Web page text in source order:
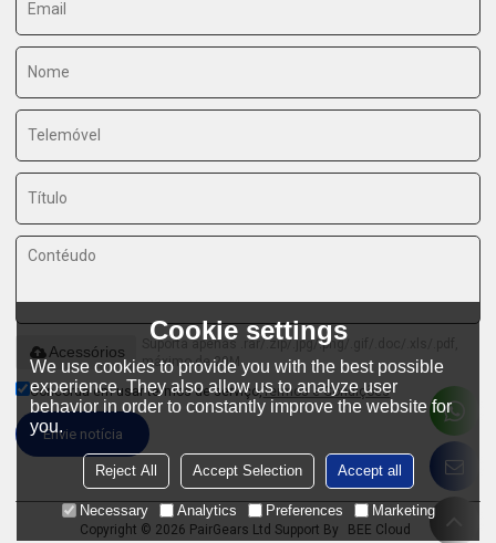
Suporta apenas .rar/.zip/.jpg/.png/.gif/.doc/.xls/.pdf,
máximo de 20M
Acessórios
Concorda em usar termos de serviço,Termos e Condições
Envie notícia
Copyright © 2026 PairGears Ltd Support By BEE Cloud
Cookie settings
We use cookies to provide you with the best possible
experience. They also allow us to analyze user
behavior in order to constantly improve the website for
you.
Reject All Accept Selection Accept all
Necessary Analytics Preferences Marketing